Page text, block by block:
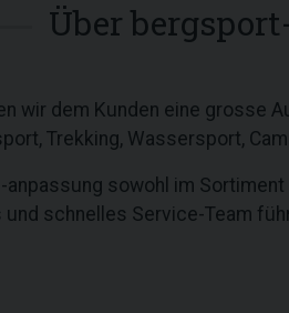
Über
wir dem Kunden eine grosse
Trekking, Wassersport,
sowohl im
schnelles Service-Team